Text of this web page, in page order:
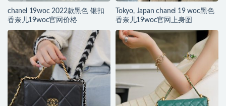
chanel 19woc 2022款黑色 银扣
香奈儿19woc官网价格
Tokyo, Japan chanel 19 woc黑色
香奈儿19woc官网上身图